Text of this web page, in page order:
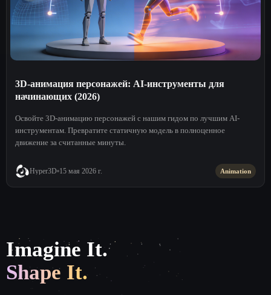
3D-анимация персонажей: AI-инструменты для
начинающих (2026)
Освойте 3D-анимацию персонажей с нашим гидом по лучшим AI-
инструментам. Превратите статичную модель в полноценное
движение за считанные минуты.
Hyper3D 15 мая 2026 г. Animation
Imagine It.
Shape It.